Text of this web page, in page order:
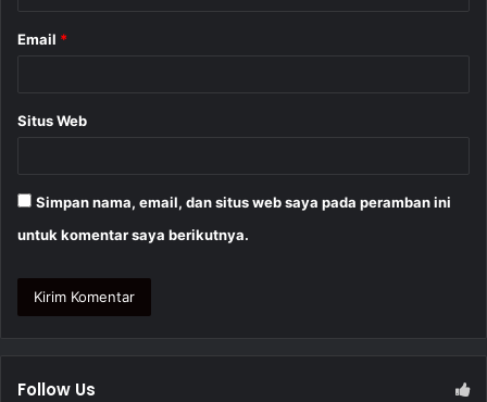
Email *
Situs Web
Simpan nama, email, dan situs web saya pada peramban ini
untuk komentar saya berikutnya.
Follow Us